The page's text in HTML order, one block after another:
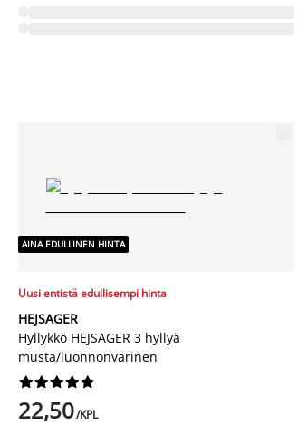
AINA EDULLINEN HINTA
Uusi entistä edullisempi hinta
HEJSAGER
Hyllykkö HEJSAGER 3 hyllyä
musta/luonnonvärinen






22,50/KPL